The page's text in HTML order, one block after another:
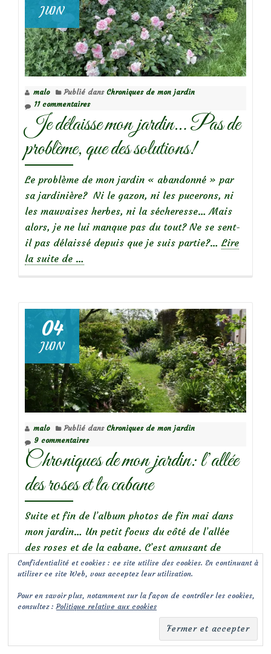
au
jardin
JUIN
malo Publié dans Chroniques de mon jardin
11 commentaires
Je délaisse mon jardin… Pas de
problème, que des solutions!
Le problème de mon jardin « abandonné » par
sa jardinière? Ni le gazon, ni les pucerons, ni
les mauvaises herbes, ni la sécheresse… Mais
alors, je ne lui manque pas du tout? Ne se sent-
il pas délaissé depuis que je suis partie?… Lire
la suite de à
mon
jardin…
Pas
de
problème,
que
des
solutions!
…
04
JUIN
malo Publié dans Chroniques de mon jardin
9 commentaires
Chroniques de mon jardin: l’allée
des roses et la cabane
Suite et fin de l’album photos de fin mai dans
mon jardin… Un petit focus du côté de l’allée
des roses et de la cabane. C’est amusant de
l’appeler encore «l’allée des roses » car vous le
savez, aujourd’hui, il y a des roses partout
ailleurs au jardin. Et quel plaisir d’être là pour le
lancement du bal des roses!Lire la suite de
propos
Confidentialité et cookies : ce site utilise des cookies. En continuant à
utiliser ce site Web, vous acceptez leur utilisation.
Pour en savoir plus, notamment sur la façon de contrôler les cookies,
consultez :Politique relative aux cookies